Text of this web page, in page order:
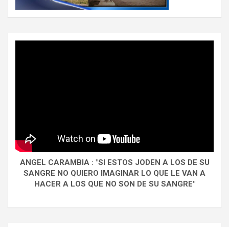
ANGEL CARAMBIA : "SI ESTOS JODEN A LOS DE SU
SANGRE NO QUIERO IMAGINAR LO QUE LE VAN A
HACER A LOS QUE NO SON DE SU SANGRE"